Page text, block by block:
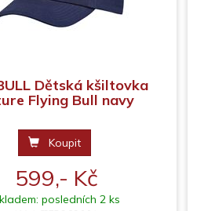
Dětská kšiltovka
Flying Bull navy
Koupit
599,- Kč
posledních 2 ks